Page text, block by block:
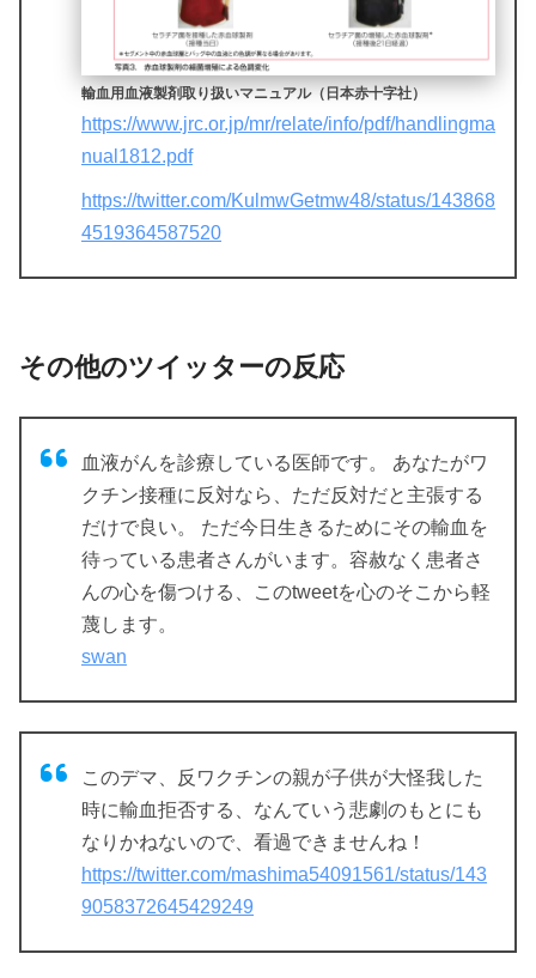
輸血用血液製剤取り扱いマニュアル（日本赤十字社）
https://www.jrc.or.jp/mr/relate/info/pdf/handlingma
nual1812.pdf
https://twitter.com/KulmwGetmw48/status/143868
4519364587520
その他のツイッターの反応
血液がんを診療している医師です。 あなたがワ
クチン接種に反対なら、ただ反対だと主張する
だけで良い。 ただ今日生きるためにその輸血を
待っている患者さんがいます。容赦なく患者さ
んの心を傷つける、このtweetを心のそこから軽
蔑します。
swan
このデマ、反ワクチンの親が子供が大怪我した
時に輸血拒否する、なんていう悲劇のもとにも
なりかねないので、看過できませんね！
https://twitter.com/mashima54091561/status/143
9058372645429249